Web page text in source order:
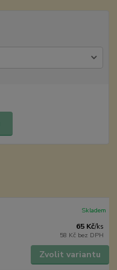
65 Kč/ks
58 Kč bez DPH
Skladem
Zvolit variantu